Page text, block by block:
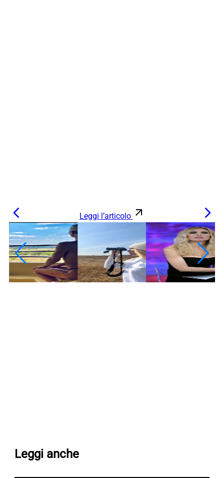
Leggi l’articolo
Leggi anche